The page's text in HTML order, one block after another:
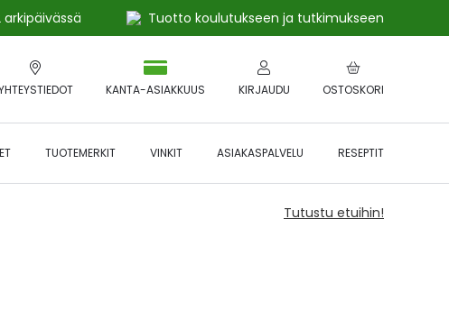
Tuotto koulutukseen ja tutkimukseen
OSTOSKORI
KANTA-ASIAKKUUS KIRJAUDU
TUOTEMERKIT VINKIT ASIAKASPALVELU RESEPTIT
Tutustu etuihin!